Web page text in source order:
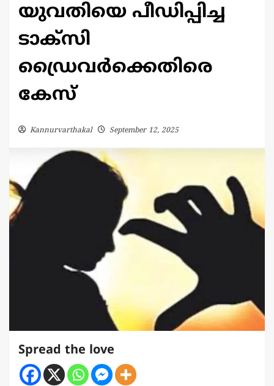
യുവതിയെ പീഡിപ്പിച്ച
ടാക്സി
ഡ്രൈവർക്കെതിരെ
കേസ്
Kannurvarthakal September 12, 2025
Spread the love